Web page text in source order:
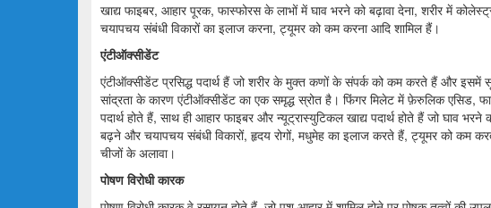
खाद्य फाइबर, आहार पूरक, फास्फोरस के लाभों में घाव भरने को बढ़ावा देना, शरीर में
चयापचय संबंधी विकारों का इलाज करना, ट्यूमर को कम करना आदि शामिल हैं।
एंटीऑक्सीडेंट
एंटीऑक्सीडेंट प्रसिद्ध पदार्थ हैं जो शरीर के मुक्त कणों के संपर्क को कम करते हैं और
सांद्रता के कारण एंटीऑक्सीडेंट का एक समृद्ध स्रोत है। फिंगर मिलेट में फ़ेरुलिक एसिड,
पदार्थ होते हैं, साथ ही आहार फाइबर और न्यूट्रास्युटिकल खाद्य पदार्थ होते हैं जो घाव
बढ़ने और चयापचय संबंधी विकारों, हृदय रोगों, मधुमेह का इलाज करते हैं, ट्यूमर को कम
चीजों के अलावा।
पोषण विरोधी कारक